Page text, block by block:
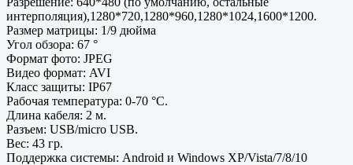
интерполяция),1280*720,1280*960,1280*1024,1600*1200.
Размер матрицы: 1/9 дюйма
Угол обзора: 67 °
Формат фото: JPEG
Видео формат: AVI
Класс защиты: IP67
Рабочая температура: 0-70 °С.
Длина кабеля: 2 м.
Разъем: USB/micro USB.
Вес: 43 гр.
Поддержка системы: Android и Windows XP/Vista/7/8/10